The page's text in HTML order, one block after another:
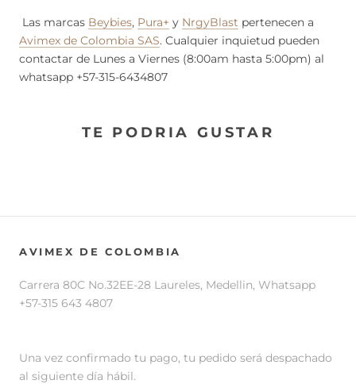
Las marcas Beybies, Pura+ y NrgyBlast pertenecen a
Avimex de Colombia SAS. Cualquier inquietud pueden
contactar de Lunes a Viernes (8:00am hasta 5:00pm) al
whatsapp +57-315-6434807
TE PODRIA GUSTAR
AVIMEX DE COLOMBIA
Carrera 80C No.32EE-28 Laureles, Medellin, Whatsapp
+57-315 643 4807
Una vez confirmado tu pago, tu pedido será despachado
al siguiente día hábil.